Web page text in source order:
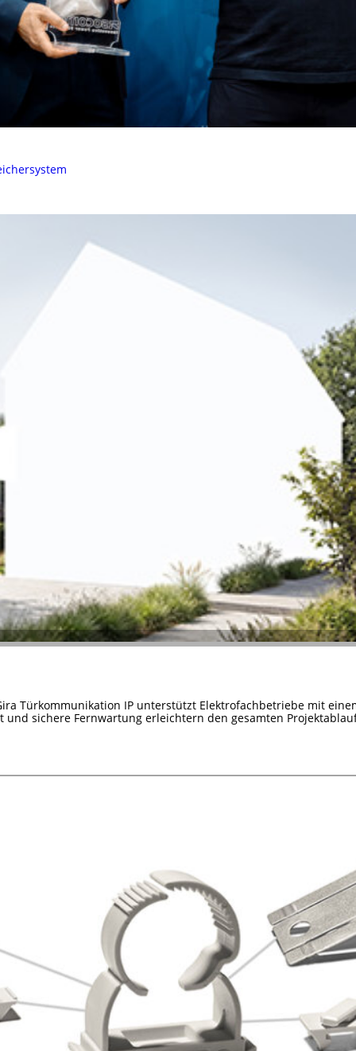
Türkommunikation IP unterstützt Elektrofachbetriebe mit
sichere Fernwartung erleichtern den gesamten